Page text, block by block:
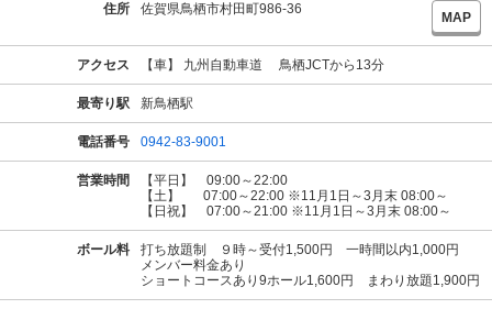
住所 佐賀県鳥栖市村田町986-36
MAP
アクセス 【車】 九州自動車道 鳥栖JCTから13分
最寄り駅 新鳥栖駅
電話番号 0942-83-9001
営業時間
【平日】 09:00～22:00
【土】 07:00～22:00 ※11月1日～3月末 08:00～
【日祝】 07:00～21:00 ※11月1日～3月末 08:00～
ボール料
打ち放題制 ９時～受付1,500円 一時間以内1,000円
メンバー料金あり
ショートコースあり9ホール1,600円 まわり放題1,900円